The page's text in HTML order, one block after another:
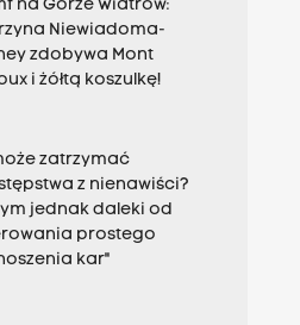
na Górze Wiatrów:
Niewiadoma-
zdobywa Mont
i żółtą koszulkę!
zatrzymać
z nienawiści?
jednak daleki od
prostego
kar"